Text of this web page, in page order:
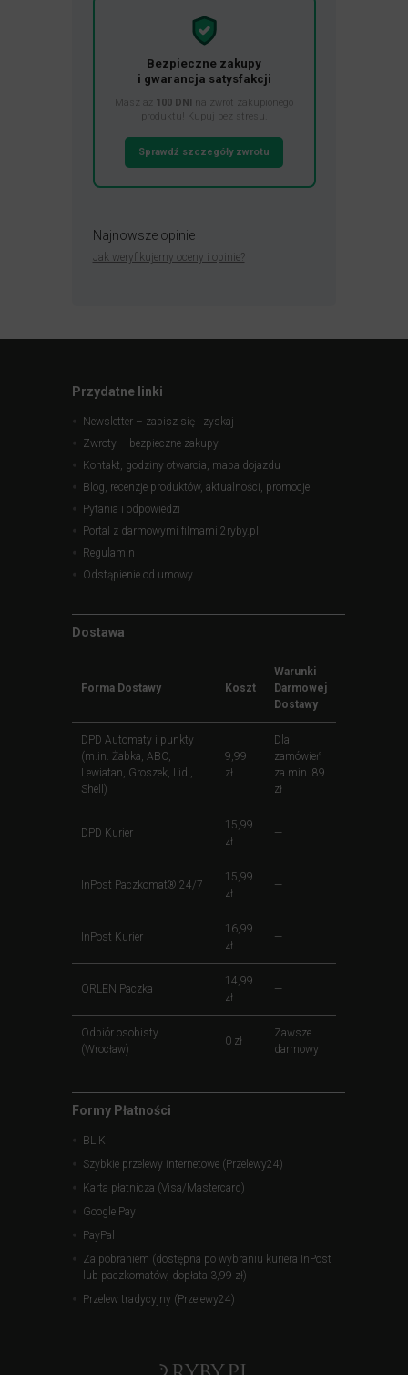
Bezpieczne zakupy
i gwarancja satysfakcji
Masz aż 100 DNI na zwrot zakupionego
produktu! Kupuj bez stresu.
Sprawdź szczegóły zwrotu
Najnowsze opinie
Jak weryfikujemy oceny i opinie?
Przydatne linki
Newsletter – zapisz się i zyskaj
Zwroty – bezpieczne zakupy
Kontakt, godziny otwarcia, mapa dojazdu
Blog, recenzje produktów, aktualności, promocje
Pytania i odpowiedzi
Portal z darmowymi filmami 2ryby.pl
Regulamin
Odstąpienie od umowy
Dostawa
Forma Dostawy Koszt
Warunki
Darmowej
Dostawy
DPD Automaty i punkty
(m.in. Żabka, ABC,
Lewiatan, Groszek, Lidl,
Shell)
9,99
zł
Dla
zamówień
za min. 89
zł
DPD Kurier
15,99
zł
—
InPost Paczkomat® 24/7
15,99
zł
—
InPost Kurier
16,99
zł
—
ORLEN Paczka
14,99
zł
—
Odbiór osobisty
(Wrocław)
0 zł
Zawsze
darmowy
Formy Płatności
BLIK
Szybkie przelewy internetowe (Przelewy24)
Karta płatnicza (Visa/Mastercard)
Google Pay
PayPal
Za pobraniem (dostępna po wybraniu kuriera InPost
lub paczkomatów, dopłata 3,99 zł)
Przelew tradycyjny (Przelewy24)